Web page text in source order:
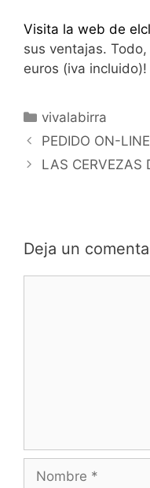
Visita la web de
sus ventajas.
euros (iva incluido)!
Categorías
vivalabirra
PEDIDO ON-
LAS CERVEZAS
Deja un
Nombre